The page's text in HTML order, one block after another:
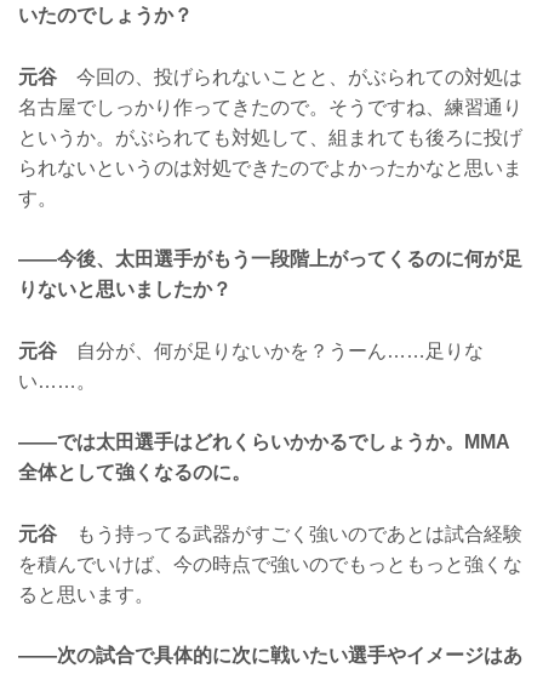
いたのでしょうか？
元谷 今回の、投げられないことと、がぶられての対処は
名古屋でしっかり作ってきたので。そうですね、練習通り
というか。がぶられても対処して、組まれても後ろに投げ
られないというのは対処できたのでよかったかなと思いま
す。
——今後、太田選手がもう一段階上がってくるのに何が足
りないと思いましたか？
元谷 自分が、何が足りないかを？うーん……足りな
い……。
——では太田選手はどれくらいかかるでしょうか。MMA
全体として強くなるのに。
元谷 もう持ってる武器がすごく強いのであとは試合経験
を積んでいけば、今の時点で強いのでもっともっと強くな
ると思います。
——次の試合で具体的に次に戦いたい選手やイメージはあ